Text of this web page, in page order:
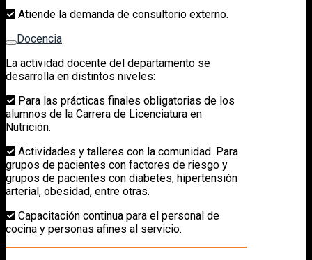
Atiende la demanda de consultorio externo.
Docencia
La actividad docente del departamento se
desarrolla en distintos niveles:
Para las prácticas finales obligatorias de los
alumnos de la Carrera de Licenciatura en
Nutrición.
Actividades y talleres con la comunidad. Para
grupos de pacientes con factores de riesgo y
grupos de pacientes con diabetes, hipertensión
arterial, obesidad, entre otras.
Capacitación continua para el personal de
cocina y personas afines al servicio.